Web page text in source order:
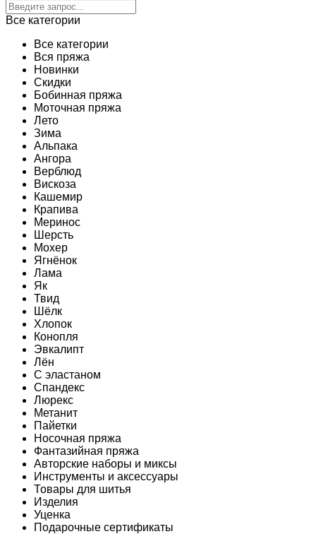
Все категории
Все категории
Вся пряжа
Новинки
Скидки
Бобинная пряжа
Моточная пряжа
Лето
Зима
Альпака
Ангора
Верблюд
Вискоза
Кашемир
Крапива
Меринос
Шерсть
Мохер
Ягнёнок
Лама
Як
Твид
Шёлк
Хлопок
Конопля
Эвкалипт
Лён
C эластаном
Спандекс
Люрекс
Метанит
Пайетки
Носочная пряжа
Фантазийная пряжа
Авторские наборы и миксы
Инструменты и аксессуары
Товары для шитья
Изделия
Уценка
Подарочные сертификаты